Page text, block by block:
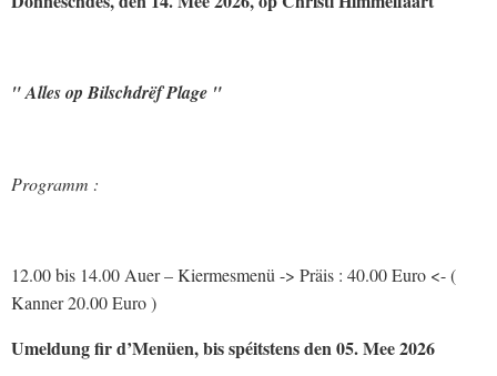
" Alles op Bilschdrëf Plage "
Programm :
12.00 bis 14.00 Auer – Kiermesmenü -> Präis : 40.00 Euro <- (
Kanner 20.00 Euro )
Umeldung fir d’Menüen, bis spéitstens den 05. Mee 2026